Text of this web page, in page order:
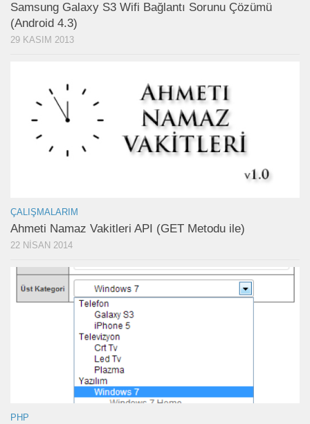
Samsung Galaxy S3 Wifi Bağlantı Sorunu Çözümü
(Android 4.3)
29 KASIM 2013
ÇALIŞMALARIM
Ahmeti Namaz Vakitleri API (GET Metodu ile)
22 NISAN 2014
PHP